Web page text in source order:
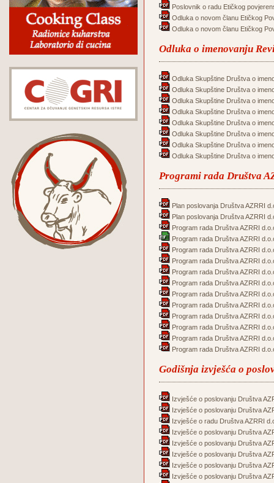
Poslovnik o radu Etičkog
Odluka o novom članu Etičkog
Odluka o novom članu Etičkog
Odluka o imenovanju
Odluka Skupštine Društva o
Odluka Skupštine Društva o
Odluka Skupštine Društva o
Odluka Skupštine Društva o
Odluka Skupštine Društva o
Odluka Skupštine Društva o
Odluka Skupštine Društva o
Odluka Skupštine Društva o
Programi rada Društva
Plan poslovanja Društva AZRRI
Plan poslovanja Društva AZRRI
Program rada Društva AZRRI
Program rada Društva AZRRI
Program rada Društva AZRRI
Program rada Društva AZRRI
Program rada Društva AZRRI
Program rada Društva AZRRI
Program rada Društva AZRRI
Program rada Društva AZRRI
Program rada Društva AZRRI
Program rada Društva AZRRI
Program rada Društva AZRRI
Program rada Društva AZRRI
Godišnja izvješća o
Izvješće o poslovanju Društva
Izvješće o poslovanju Društva
Izvješće o radu Društva AZRRI
Izvješće o poslovanju Društva
Izvješće o poslovanju Društva
Izvješće o poslovanju Društva
Izvješće o poslovanju Društva
Izvješće o poslovanju Društva